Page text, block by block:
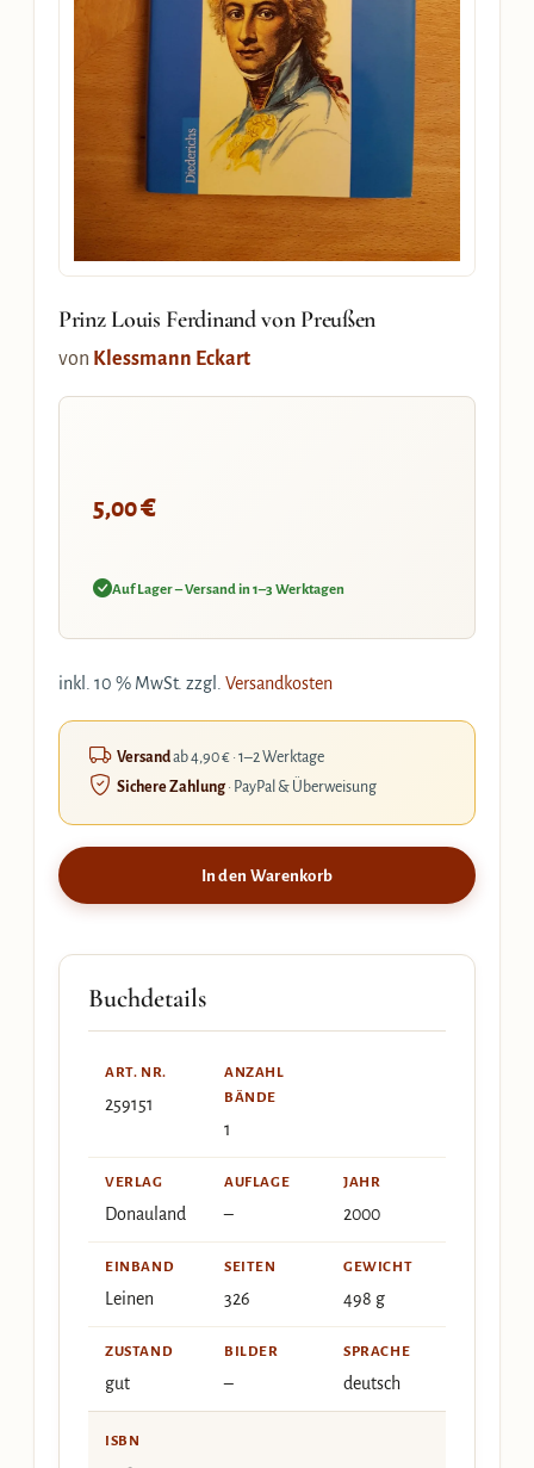
Prinz Louis Ferdinand von Preußen
von Klessmann Eckart
5,00€
Auf Lager – Versand in 1–3 Werktagen
inkl. 10 % MwSt. zzgl. Versandkosten
Versandab 4,90 € · 1–2 Werktage
Sichere Zahlung· PayPal & Überweisung
In den Warenkorb
Buchdetails
ART. NR.
259151
ANZAHL
BÄNDE
1
VERLAG
Donauland
AUFLAGE
–
JAHR
2000
EINBAND
Leinen
SEITEN
326
GEWICHT
498 g
ZUSTAND
gut
BILDER
–
SPRACHE
deutsch
ISBN